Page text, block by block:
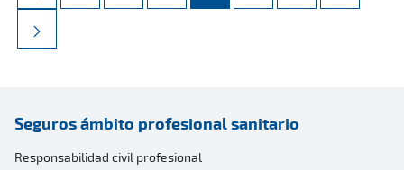
Seguros ámbito profesional sanitario
Responsabilidad civil profesional